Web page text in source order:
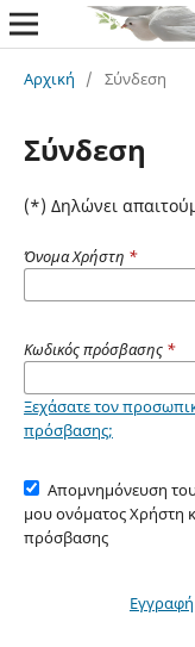
Αρχική / Σύνδεση
Σύνδεση
(*) Δηλώνει
Όνομα Χρήστη *
Κωδικός πρόσβασης *
Ξεχάσατε τον
πρόσβασης;
Απομνημόνευση
μου ονόματος Χρήστη
πρόσβασης
Εγγραφή